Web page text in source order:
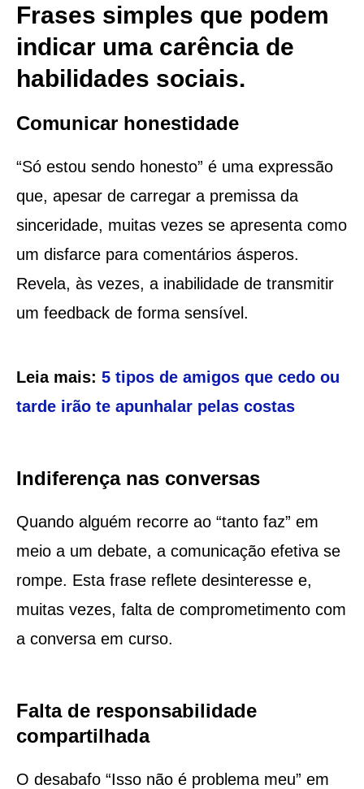
Frases simples que podem
indicar uma carência de
habilidades sociais.
Comunicar honestidade
“Só estou sendo honesto” é uma expressão
que, apesar de carregar a premissa da
sinceridade, muitas vezes se apresenta como
um disfarce para comentários ásperos.
Revela, às vezes, a inabilidade de transmitir
um feedback de forma sensível.
Leia mais: 5 tipos de amigos que cedo ou
tarde irão te apunhalar pelas costas
Indiferença nas conversas
Quando alguém recorre ao “tanto faz” em
meio a um debate, a comunicação efetiva se
rompe. Esta frase reflete desinteresse e,
muitas vezes, falta de comprometimento com
a conversa em curso.
Falta de responsabilidade
compartilhada
O desabafo “Isso não é problema meu” em